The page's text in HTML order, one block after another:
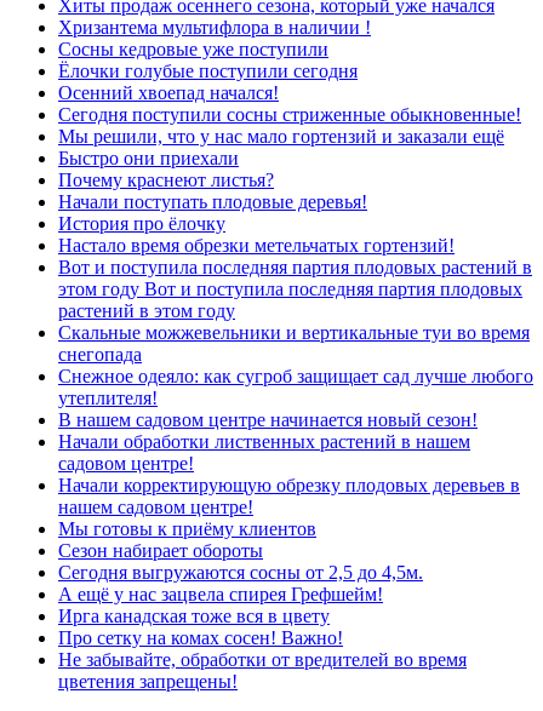
Хиты продаж осеннего сезона, который уже начался
Хризантема мультифлора в наличии !
Сосны кедровые уже поступили
Ёлочки голубые поступили сегодня
Осенний хвоепад начался!
Сегодня поступили сосны стриженные обыкновенные!
Мы решили, что у нас мало гортензий и заказали ещё
Быстро они приехали
Почему краснеют листья?
Начали поступать плодовые деревья!
История про ёлочку
Настало время обрезки метельчатых гортензий!
Вот и поступила последняя партия плодовых растений в
этом году Вот и поступила последняя партия плодовых
растений в этом году
Скальные можжевельники и вертикальные туи во время
снегопада
Снежное одеяло: как сугроб защищает сад лучше любого
утеплителя!
В нашем садовом центре начинается новый сезон!
Начали обработки лиственных растений в нашем
садовом центре!
Начали корректирующую обрезку плодовых деревьев в
нашем садовом центре!
Мы готовы к приёму клиентов
Сезон набирает обороты
Сегодня выгружаются сосны от 2,5 до 4,5м.
А ещё у нас зацвела спирея Грефшейм!
Ирга канадская тоже вся в цвету
Про сетку на комах сосен! Важно!
Не забывайте, обработки от вредителей во время
цветения запрещены!